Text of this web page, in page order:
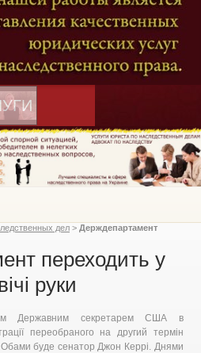
дел > Держдепартамент
переходить у
руки
Державним секретарем США в
переобраного на другий термін
буде сенатор Джон Керрі. Днями